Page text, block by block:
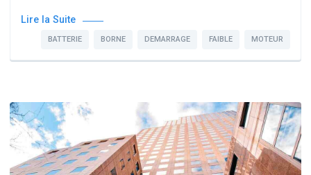
Lire la Suite
BATTERIE BORNE DEMARRAGE FAIBLE MOTEUR